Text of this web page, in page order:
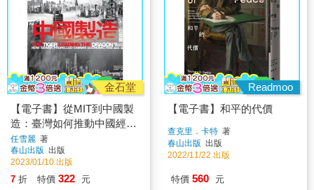
金石堂
【電子書】從MIT到中國製
造：臺灣如何推動中國經濟
起飛
任雪麗 著
春山出版 出版
2023/01/10 出版
7 折 特價 322 元
Readmoo
【電子書】和平的代價
查克里．卡特 著
春山出版 出版
2022/11/22 出版
特價 560 元